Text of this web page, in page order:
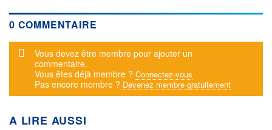
0 COMMENTAIRE
Message d'alerte
Vous devez être membre pour ajouter un
commentaire.
Vous êtes déjà membre ? Connectez-vous
Pas encore membre ? Devenez membre gratuitement
A LIRE AUSSI